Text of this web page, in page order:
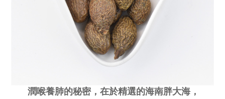
潤喉養肺的秘密，在於精選的海南胖大海，